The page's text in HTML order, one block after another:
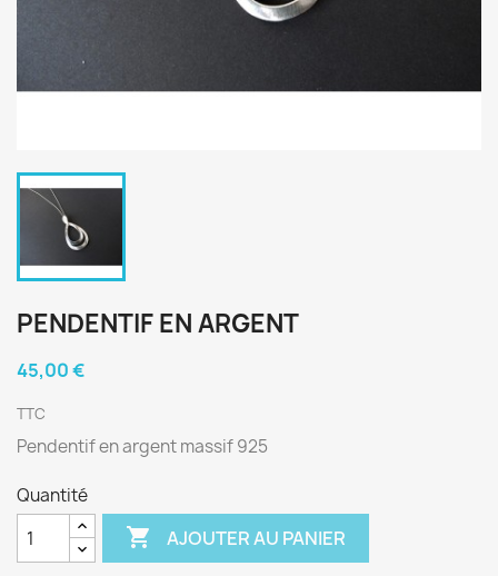
PENDENTIF EN ARGENT
45,00 €
TTC
Pendentif en argent massif 925
Quantité
 AJOUTER AU PANIER